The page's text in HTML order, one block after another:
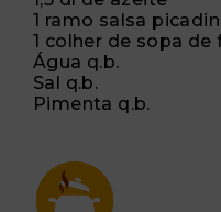
1 ramo salsa
1 colher de sopa de
Água q.b.
Sal q.b.
Pimenta q.b.